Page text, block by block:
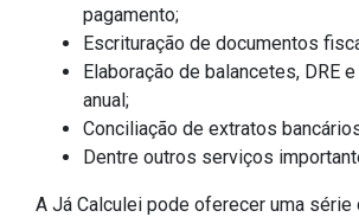
pagamento;
Escrituração de documentos
Elaboração de balancetes, DRE
anual;
Conciliação de extratos
Dentre outros serviços
A Já Calculei pode oferecer uma série